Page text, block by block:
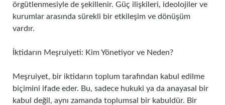
örgütlenmesiyle de şekillenir. Güç ilişkileri, ideolojiler ve
kurumlar arasında sürekli bir etkileşim ve dönüşüm
vardır.
İktidarın Meşruiyeti: Kim Yönetiyor ve Neden?
Meşruiyet, bir iktidarın toplum tarafından kabul edilme
biçimini ifade eder. Bu, sadece hukuki ya da anayasal bir
kabul değil, aynı zamanda toplumsal bir kabuldür. Bir